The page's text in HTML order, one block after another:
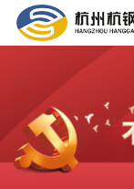
HOME
公司概况
公司简介